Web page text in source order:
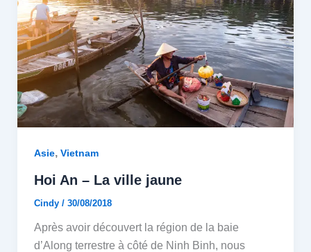
Asie, Vietnam
Hoi An – La ville jaune
Cindy / 30/08/2018
Après avoir découvert la région de la baie
d’Along terrestre à côté de Ninh Binh, nous